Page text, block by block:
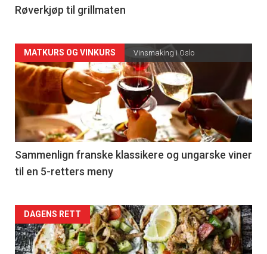
4
Røverkjøp til grillmaten
Forsiden
akkurat
nå
-
5
MATKURS OG VINKURS Vinsmaking i Oslo
Sammenlign franske klassikere og ungarske viner
til en 5-retters meny
Forsiden
akkurat
DAGENS RETT